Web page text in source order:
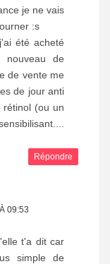
je ne vais
:s
été acheté
de
de vente me
de jour anti
rétinol (ou un
Répondre
09:53
t'a dit car
simple de